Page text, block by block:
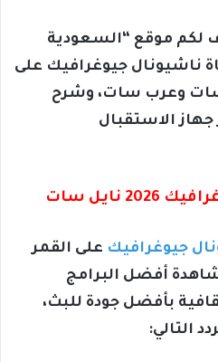
لكم موقع “السعودية
ناشيونال جيوغرافيك على
سات وعرب سات، وشرح
الاستقبال
نايل سات
جيوغرافيك على القمر
أفضل البرامج
بأفضل جودة للبث،
التالي: